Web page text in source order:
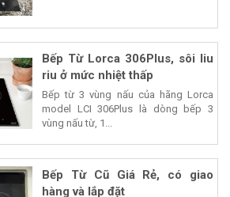
Bếp Từ Lorca 306Plus, sôi liu
riu ở mức nhiệt thấp
Bếp từ 3 vùng nấu của hãng Lorca
model LCI 306Plus là dòng bếp 3
vùng nấu từ, 1...
Bếp Từ Cũ Giá Rẻ, có giao
hàng và lắp đặt